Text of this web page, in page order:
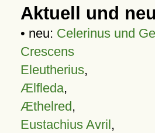
Aktuell und
• neu: Celerinus und
Crescens
Eleutherius,
Ælfleda,
Æthelred,
Eustachius Avril,